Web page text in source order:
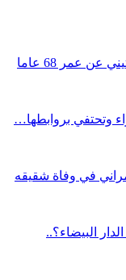
عمر 68 عاما
وتحتفي بروابطها…
في وفاة شقيقه
البيضاء؟..